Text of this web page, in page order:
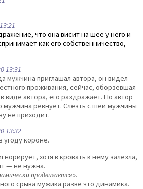
что она висит на шее у него и
как его собственничество,
13:31
мужчина приглашал автора, он видел
проживания, сейчас, оборзевшая
в виде автора, его раздражает. Но автор
мужчина ревнует. Слезть с шеи мужчины
не приходит.
13:32
угоду короне.
хотя в кровать к нему залезла,
— не нужна.
продвигается».
срыва мужика разве что динамика.